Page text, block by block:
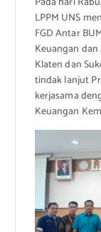
LPPM UNS
FGD Antar
Keuangan
Klaten dan
tindak lanjut
kerjasama
Keuangan